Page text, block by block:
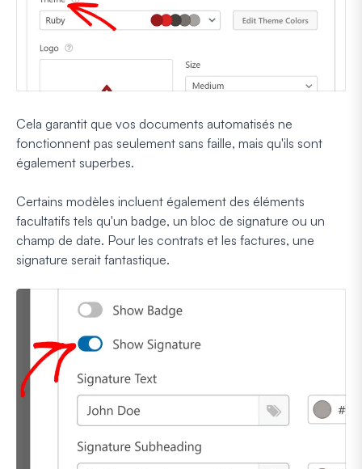
Cela garantit que vos documents automatisés ne
fonctionnent pas seulement sans faille, mais qu'ils sont
également superbes.
Certains modèles incluent également des éléments
facultatifs tels qu'un badge, un bloc de signature ou un
champ de date. Pour les contrats et les factures, une
signature serait fantastique.